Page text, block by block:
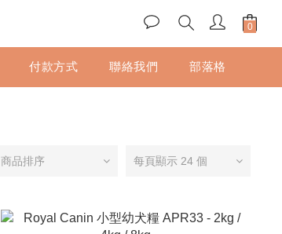
付款方式 聯絡我們 部落格
商品排序 每頁顯示 24 個